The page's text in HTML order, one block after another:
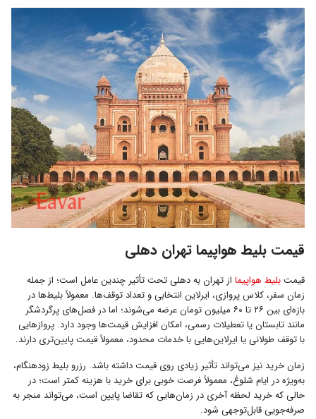
قیمت بلیط هواپیما تهران دهلی
قیمتبلیط هواپیما از تهران به دهلی تحت تأثیر چندین عامل است؛ از جمله
زمان سفر، کلاس پروازی، ایرلاین انتخابی و تعداد توقف‌ها. معمولاً بلیط‌ها در
بازه‌ای بین ۲۶ تا ۶۰ میلیون تومان عرضه می‌شوند؛ اما در فصل‌های پرگردشگر
مانند تابستان یا تعطیلات رسمی، امکان افزایش قیمت‌ها وجود دارد. پروازهایی
با توقف طولانی یا ایرلاین‌هایی با خدمات محدود، معمولاً قیمت پایین‌تری دارند.
زمان خرید نیز می‌تواند تأثیر زیادی روی قیمت داشته باشد. رزرو بلیط زودهنگام،
به‌ویژه در ایام شلوغ، معمولاً فرصت خوبی برای خرید با هزینه کمتر است؛ در
حالی که خرید لحظه آخری در زمان‌هایی که تقاضا پایین است، می‌تواند منجر به
صرفه‌جویی قابل‌توجهی شود.